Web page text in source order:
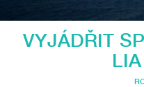
VYJÁDŘIT